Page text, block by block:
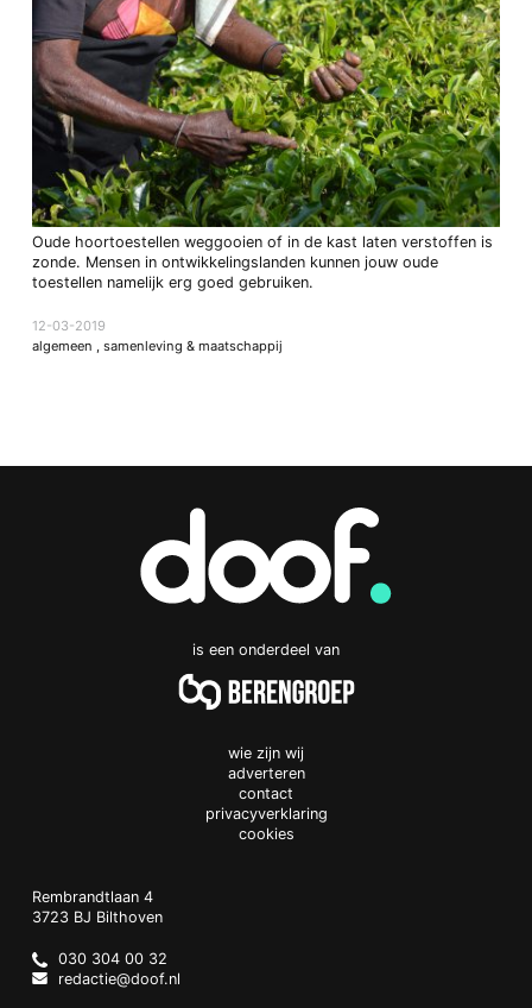
Oude hoortoestellen weggooien of in de kast laten verstoffen is
zonde. Mensen in ontwikkelingslanden kunnen jouw oude
toestellen namelijk erg goed gebruiken.
12-03-2019
algemeen , samenleving & maatschappij
is een onderdeel van
wie zijn wij
adverteren
contact
privacyverklaring
cookies
Doof.nl
work
Rembrandtlaan 4
3723 BJ Bilthoven
Netherlands
030 304 00 32
redactie@doof.nl